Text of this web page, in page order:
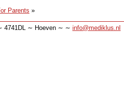
Parents »
4741DL ∼ Hoeven ∼ ∼ info@mediklus.nl